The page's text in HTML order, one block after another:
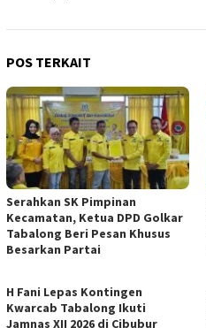
POS TERKAIT
Serahkan SK Pimpinan
Kecamatan, Ketua DPD Golkar
Tabalong Beri Pesan Khusus
Besarkan Partai
H Fani Lepas Kontingen
Kwarcab Tabalong Ikuti
Jamnas XII 2026 di Cibubur